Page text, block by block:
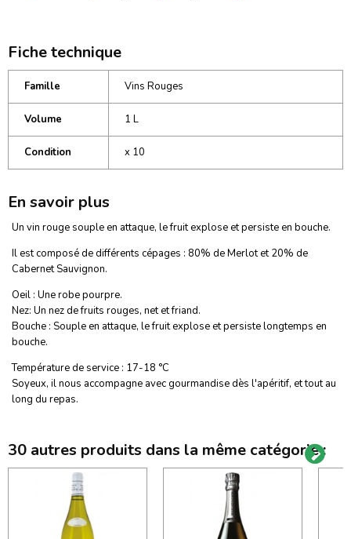
Fiche technique
Famille Vins Rouges
Volume 1 L
Condition x 10
En savoir plus
Un vin rouge souple en attaque, le fruit explose et persiste en bouche.
Il est composé de différents cépages : 80% de Merlot et 20% de
Cabernet Sauvignon.
Oeil : Une robe pourpre.
Nez: Un nez de fruits rouges, net et friand.
Bouche : Souple en attaque, le fruit explose et persiste longtemps en
bouche.
Température de service : 17-18 °C
Soyeux, il nous accompagne avec gourmandise dès l'apéritif, et tout au
long du repas.
30 autres produits dans la même catégorie :